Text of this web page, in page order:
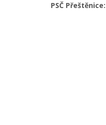
PSČ Přeštěnice: